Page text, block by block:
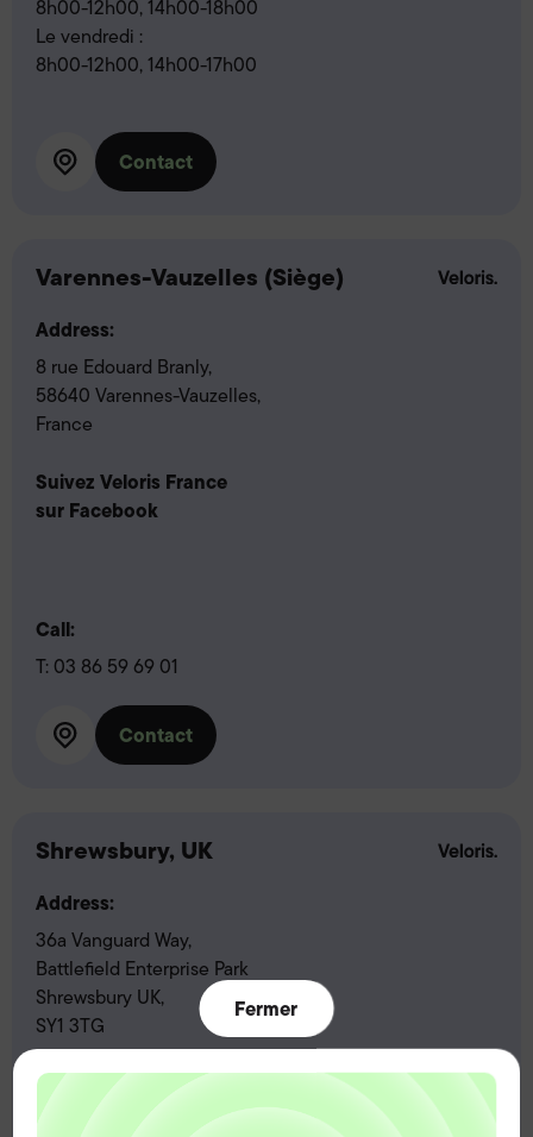
Fermer
8h00-12h00, 14h00-18h00
Le vendredi :
8h00-12h00, 14h00-17h00
Contact
Varennes-Vauzelles (Siège)
Address:
8 rue Edouard Branly,
58640 Varennes-Vauzelles,
France
Suivez Veloris France
sur Facebook
Call:
T: 03 86 59 69 01
Contact
Shrewsbury, UK
Address:
36a Vanguard Way,
Battlefield Enterprise Park
Shrewsbury UK,
SY1 3TG
Call:
T: 01743 218500